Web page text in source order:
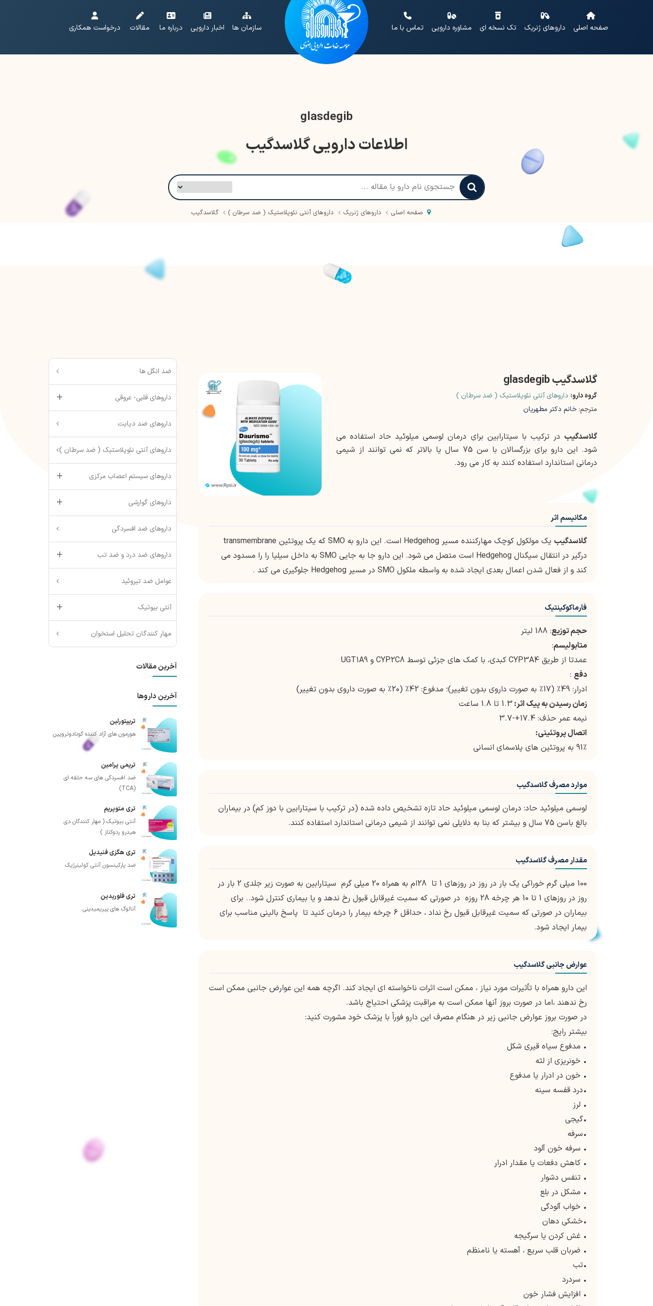
صفحه اصلی داروهای ژنریک تک نسخه ای مشاوره دارویی تماس با ما سازمان ها اخبار دارویی درباره ما مقالات درخواست همکاری
glasdegib
اطلاعات دارویی گلاسدگیب
صفحه اصلی داروهای ژنریک داروهای آنتی نئوپلاستیک ( ضد سرطان ) گلاسدگیب
گلاسدگیب glasdegib
گروه دارو: داروهای آنتی نئوپلاستیک ( ضد سرطان )
مترجم: خانم دکتر مطهریان
گلاسدگیب در ترکیب با سیتارابین برای درمان لوسمی میلوئید حاد استفاده می
شود. این دارو برای بزرگسالان با سن 75 سال یا بالاتر که نمی توانند از شیمی
درمانی استاندارد استفاده کنند به کار می رود.
مکانیسم اثر
گلاسدگیب
یک مولکول کوچک مهارکننده مسیر Hedgehog است. این دارو به SMO که یک پروتئین transmembrane
درگیر در انتقال سیگنال Hedgehog است متصل می شود. این دارو جا به جایی SMO به داخل سیلیا را را مسدود می
کند و از فعال شدن اعمال بعدی ایجاد شده به واسطه ملکول SMO در مسیر Hedgehog جلوگیری می کند .
فارماکوکینتیک
حجم توزیع: 188 لیتر
متابولیسم:
عمدتا از طریق CYP3A4 کبدی، با کمک های جزئی توسط CYP2C8 و UGT1A9
دفع :
ادرار: 49٪ (17٪ به صورت داروی بدون تغییر)؛ مدفوع: 42٪ (20٪ به صورت داروی بدون تغییر)
زمان رسیدن به پیک اثر: 1.3 تا 1.8 ساعت
نیمه عمر حذف: 17.4+-3.7
اتصال پروتئینی:
91٪ به پروتئین های پلاسمای انسانی
موارد مصرف گلاسدگیب
لوسمی میلوئید حاد: درمان لوسمی میلوئید حاد تازه تشخیص داده شده (در ترکیب با سیتارابین با دوز کم) در بیماران
بالغ باسن 75 سال و بیشتر که بنا به دلایلی نمی توانند از شیمی درمانی استاندارد استفاده کنند.
مقدار مصرف گلاسدگیب
100 میلی گرم خوراکی یک بار در روز در روزهای 1 تا 28ام به همراه 20 میلی گرم سیتارابین به صورت زیر جلدی 2 بار در
روز در روزهای 1 تا 10 هر چرخه 28 روزه در صورتی که سمیت غیرقابل قبول رخ ندهد و یا بیماری کنترل شود.. برای
بیماران در صورتی که سمیت غیرقابل قبول رخ نداد ، حداقل 6 چرخه بیمار را درمان کنید تا پاسخ بالینی مناسب برای
بیمار ایجاد شود.
عوارض جانبی گلاسدگیب
این دارو همراه با تأثیرات مورد نیاز ، ممکن است اثرات ناخواسته ای ایجاد کند. اگرچه همه این عوارض جانبی ممکن است
رخ ندهند ،اما در صورت بروز آنها ممکن است به مراقبت پزشکی احتیاج باشد.
در صورت بروز عوارض جانبی زیر در هنگام مصرف این دارو فوراً با پزشک خود مشورت کنید:
بیشتر رایج:
• مدفوع سیاه قیری شکل
• خونریزی از لثه
• خون در ادرار یا مدفوع
•درد قفسه سینه
• لرز
•گیجی
•سرفه
• سرفه خون آلود
• کاهش دفعات یا مقدار ادرار
• تنفس دشوار
• مشکل در بلع
• خواب آلودگی
•خشکی دهان
• غش کردن یا سرگیجه
• ضربان قلب سریع ، آهسته یا نامنظم
•تب
• سردرد
• افزایش فشار خون
ضد انگل ها
داروهای قلبی- عروقی
داروهای ضد دیابت
داروهای آنتی نئوپلاستیک ( ضد سرطان )
داروهای سیستم اعصاب مرکزی
داروهای گوارشی
داروهای ضد افسردگی
داروهای ضد درد و ضد تب
عوامل ضد تیروئید
آنتی بیوتیک
مهار کنندگان تحلیل استخوان
آخرین مقالات
آخرین داروها
تریپتورلین
هورمون های آزاد کننده گونادوتروپین
تریمی پرامین
ضد افسردگی های سه حلقه ای
(TCA)
تری متوپریم
آنتی بیوتیک ( مهار کنندگان دی
هیدرو ردوکتاز )
تری هگزی فنیدیل
ضد پارکینسون آنتی کولینرژیک
تری فلوریدین
آنالوگ های پیریمیدینی